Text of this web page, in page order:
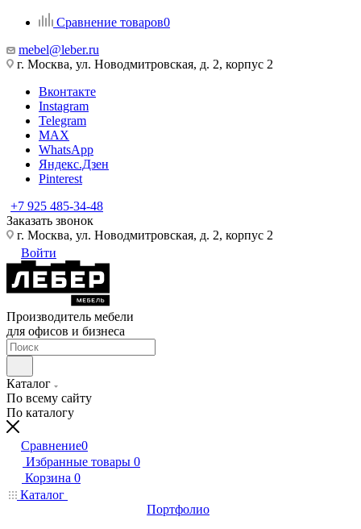
Сравнение товаров0
mebel@leber.ru
г. Москва, ул. Новодмитровская, д. 2, корпус 2
Вконтакте
Instagram
Telegram
MAX
WhatsApp
Яндекс.Дзен
Pinterest
+7 925 485-34-48
Заказать звонок
г. Москва, ул. Новодмитровская, д. 2, корпус 2
Войти
Производитель мебели
для офисов и бизнеса
Каталог
По всему сайту
По каталогу
Сравнение0
Избранные товары 0
Корзина 0
Каталог
Портфолио